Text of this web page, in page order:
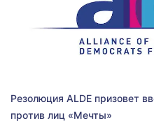
Резолюция ALDE призовет
против лиц «Мечты»